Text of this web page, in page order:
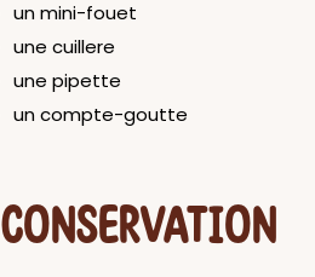
un mini-fouet
une cuillere
une pipette
un compte-goutte
CONSERVATION